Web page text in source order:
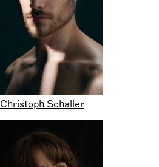
Christoph Schaller